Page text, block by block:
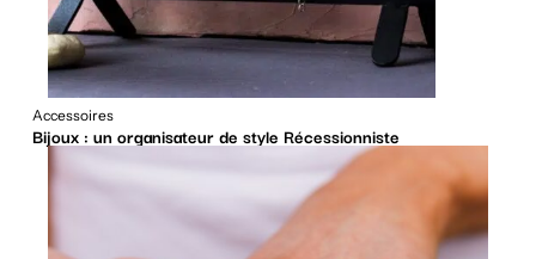
Accessoires
Bijoux : un organisateur de style Récessionniste